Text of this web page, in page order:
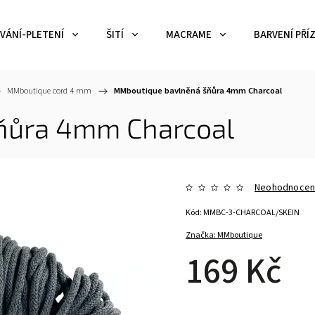
PLETENÍ ŠITÍ MACRAME BARVENÍ
MMboutique cord 4 mm / MMboutique bavlněná šňůra 4mm Charcoal
4mm Charcoal
Značka:MMboutique
169 Kč
Kód:MMBC-3-CHARCOAL/SKEIN